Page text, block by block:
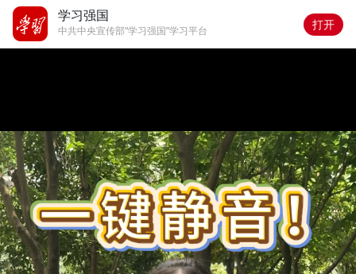
学习强国
中共中央宣传部“学习强国”学习平台 打开